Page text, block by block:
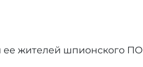
ее жителей шпионского ПО